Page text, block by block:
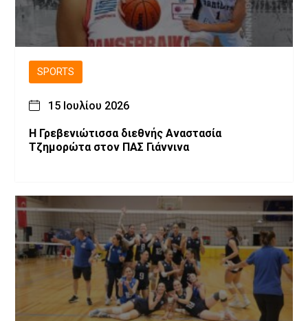
SPORTS
15 Ιουλίου 2026
Η Γρεβενιώτισσα διεθνής Αναστασία
Τζημορώτα στον ΠΑΣ Γιάννινα